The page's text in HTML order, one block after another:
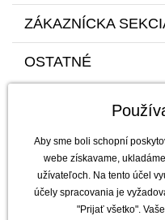
ZÁKAZNÍCKA
OSTATNÉ
Sme tu pre vás a vaše deti s
Aby sme boli schopní
webe získavame,
užívateľoch. Na tento účel
účely spracovania je
"Prijať všetko".